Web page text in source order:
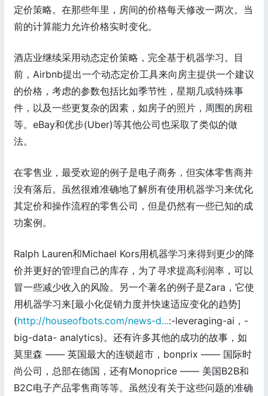
定价策略。在那些年里，房间的价格每天修改一两次。当
前的计算能力允许价格实时变化。
酒店业继续采用动态定价策略，完全基于机器学习。目
前，Airbnb提出一个动态定价工具来向房主提供一个建议
的价格，考虑的参数包括比如季节性，星期几或特殊事
件，以及一些更复杂的因素，如房子的照片，周围的房租
等。eBay和优步(Uber)等其他公司也采取了类似的做
法。
在零售业，最受欢迎的例子是电子商务，但实体零售商并
没有落后。虽然很难准确地了解所有使用机器学习来优化
其定价和操作流程的零售公司，但是仍然有一些已知的成
功案例。
Ralph Lauren和Michael Kors用机器学习来得到更少的降
价并更好的管理自己的库存，为了寻求提高利润率，可以
冒一些减少收入的风险。另一个著名的例子是Zara，它使
用机器学习来[最小化促销力度并快速适应变化的趋势]
(http://houseofbots.com/news-d...:-leveraging-ai，-
big-data- analytics)。还有许多其他的成功的故事，如
莫里森 —— 英国最大的连锁超市，bonprix —— 国际时
尚公司，总部在德国，还有Monoprice —— 美国B2B和
B2C电子产品零售商等等。虽然没有关于这些问题的准确